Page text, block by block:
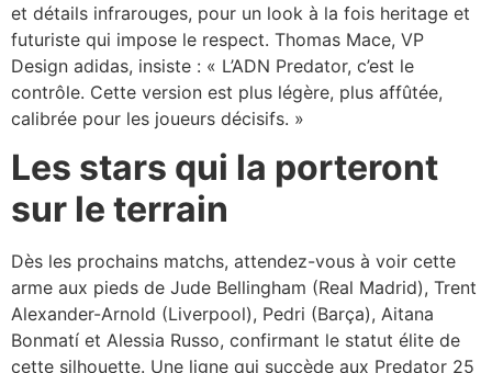
et détails infrarouges, pour un look à la fois heritage et
futuriste qui impose le respect. Thomas Mace, VP
Design adidas, insiste : « L’ADN Predator, c’est le
contrôle. Cette version est plus légère, plus affûtée,
calibrée pour les joueurs décisifs. »​​
Les stars qui la porteront
sur le terrain
Dès les prochains matchs, attendez-vous à voir cette
arme aux pieds de Jude Bellingham (Real Madrid), Trent
Alexander-Arnold (Liverpool), Pedri (Barça), Aitana
Bonmatí et Alessia Russo, confirmant le statut élite de
cette silhouette. Une ligne qui succède aux Predator 25